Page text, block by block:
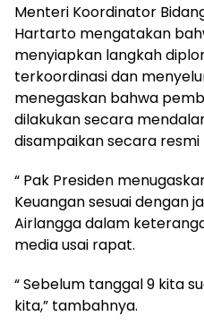
Menteri Koordinator
Hartarto mengatakan
menyiapkan langkah
terkoordinasi dan
menegaskan bahwa
dilakukan secara
disampaikan secara resmi
“ Pak Presiden
Keuangan sesuai dengan
Airlangga dalam
media usai rapat.
“ Sebelum tanggal 9 kita
kita,” tambahnya.